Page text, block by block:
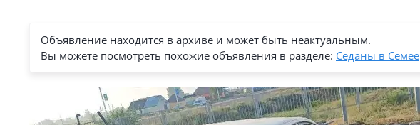
Объявление находится в архиве и может быть неактуальным.
Вы можете посмотреть похожие объявления в разделе: Седаны в Семее